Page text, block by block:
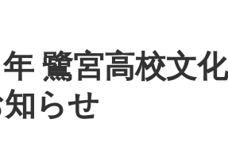
年 鷺宮高校文
知らせ